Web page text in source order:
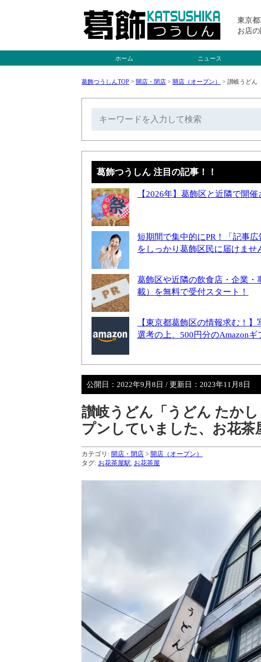
東京
お店
ホーム ニュース
葛飾つうしんTOP > 開店・閉店 > 開店（オープン） > 讃岐うどん
葛飾つうしん 注目の記事！！
【2026年】葛飾区と近隣で開
短期間で集中的にPR！「記事
をしっかり葛飾区民に届けませ
葛飾区や近隣の飲食店・企業
載）を無料で受付スタート！
【東京都葛飾区の情報求む！
選考の上、500円分のAmazon
公開日： 2022年9月8日 / 更新日： 2023年11月8日
讃岐うどん「うどん たか
プンしていました、お花茶
カテゴリ: 開店・閉店 > 開店（オープン）
タグ: お花茶屋駅 お花茶屋